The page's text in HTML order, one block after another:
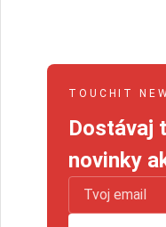
TOUCHIT
Dostávaj
novinky